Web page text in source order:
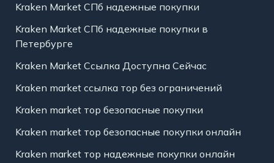
Kraken Market СПб надежные покупки
Kraken Market СПб надежные покупки в
Петербурге
Kraken Market Ссылка Доступна Сейчас
Kraken market ссылка тор без ограничений
Kraken market тор безопасные покупки
Kraken market тор безопасные покупки онлайн
Kraken market тор надежные покупки онлайн